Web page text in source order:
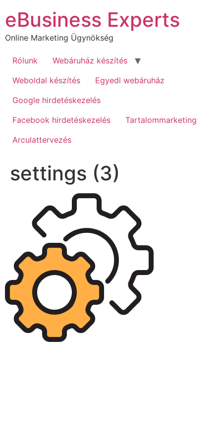
tartalomhoz
eBusiness Experts
Online Marketing Ügynökség
Rólunk
Webáruház készítés
Weboldal készítés
Egyedi webáruház
Google hirdetéskezelés
Facebook hirdetéskezelés
Tartalommarketing
Arculattervezés
settings (3)